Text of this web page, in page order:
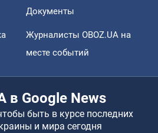
Документы
Журналисты OBOZ.UA на
месте событий
в Google News
быть в курсе последних
и мира сегодня